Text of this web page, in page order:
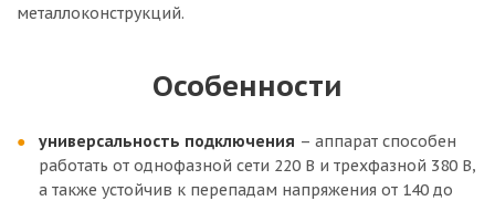
металлоконструкций.
Особенности
универсальность подключения – аппарат способен
работать от однофазной сети 220 В и трехфазной 380 В,
а также устойчив к перепадам напряжения от 140 до